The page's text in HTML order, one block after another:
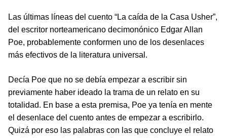
Las últimas líneas del cuento “La caída de la Casa Usher”,
del escritor norteamericano decimonónico Edgar Allan
Poe, probablemente conformen uno de los desenlaces
más efectivos de la literatura universal.
Decía Poe que no se debía empezar a escribir sin
previamente haber ideado la trama de un relato en su
totalidad. En base a esta premisa, Poe ya tenía en mente
el desenlace del cuento antes de empezar a escribirlo.
Quizá por eso las palabras con las que concluye el relato